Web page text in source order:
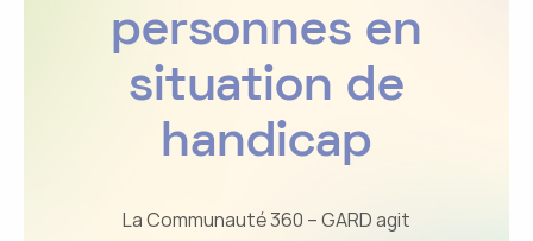
personnes en
situation de
handicap
La Communauté 360 – GARD agit